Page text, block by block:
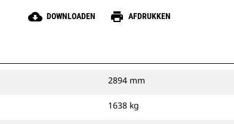
cloud_download DOWNLOADEN print AFDRUKKEN
2894 mm
1638 kg